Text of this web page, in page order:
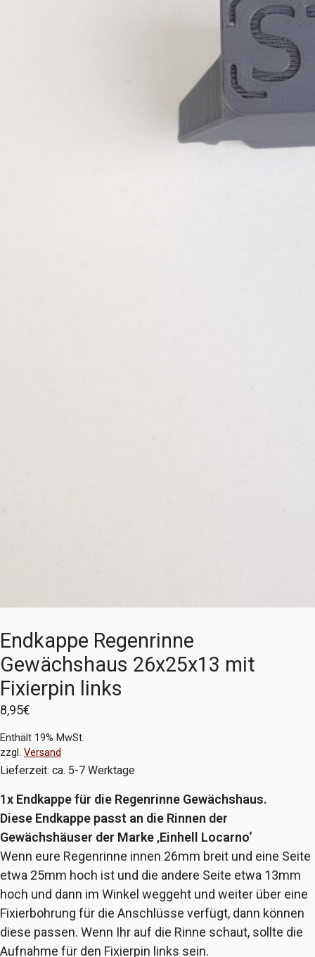
Endkappe Regenrinne
Gewächshaus 26x25x13 mit
Fixierpin links
8,95€
Enthält 19% MwSt.
zzgl. Versand
Lieferzeit: ca. 5-7 Werktage
1x Endkappe für die Regenrinne Gewächshaus.
Diese Endkappe passt an die Rinnen der
Gewächshäuser der Marke ‚Einhell Locarno‘
Wenn eure Regenrinne innen 26mm breit und eine Seite
etwa 25mm hoch ist und die andere Seite etwa 13mm
hoch und dann im Winkel weggeht und weiter über eine
Fixierbohrung für die Anschlüsse verfügt, dann können
diese passen. Wenn Ihr auf die Rinne schaut, sollte die
Aufnahme für den Fixierpin links sein.